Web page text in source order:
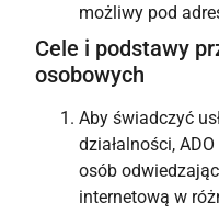
możliwy pod
Cele i podstawy
osobowych
Aby świadczyć
działalności,
osób
internetową w